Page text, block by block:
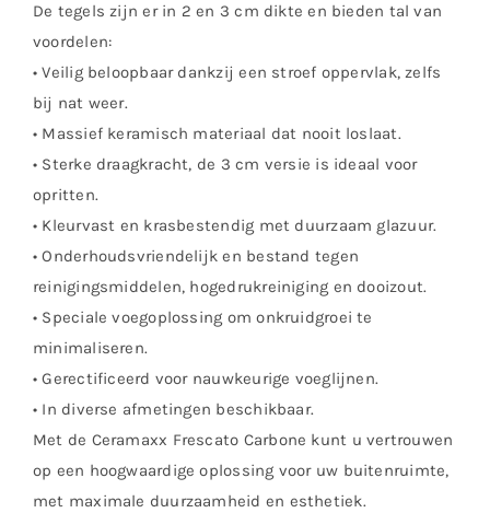
De tegels zijn er in 2 en 3 cm dikte en bieden tal van
voordelen:
• Veilig beloopbaar dankzij een stroef oppervlak, zelfs
bij nat weer.
• Massief keramisch materiaal dat nooit loslaat.
• Sterke draagkracht, de 3 cm versie is ideaal voor
opritten.
• Kleurvast en krasbestendig met duurzaam glazuur.
• Onderhoudsvriendelijk en bestand tegen
reinigingsmiddelen, hogedrukreiniging en dooizout.
• Speciale voegoplossing om onkruidgroei te
minimaliseren.
• Gerectificeerd voor nauwkeurige voeglijnen.
• In diverse afmetingen beschikbaar.
Met de Ceramaxx Frescato Carbone kunt u vertrouwen
op een hoogwaardige oplossing voor uw buitenruimte,
met maximale duurzaamheid en esthetiek.